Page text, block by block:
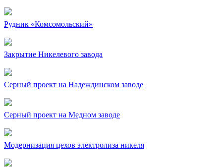
Рудник «Комсомольский»
Закрытие Никелевого завода
Серный проект на Надеждинском заводе
Серный проект на Медном заводе
Модернизация цехов электролиза никеля